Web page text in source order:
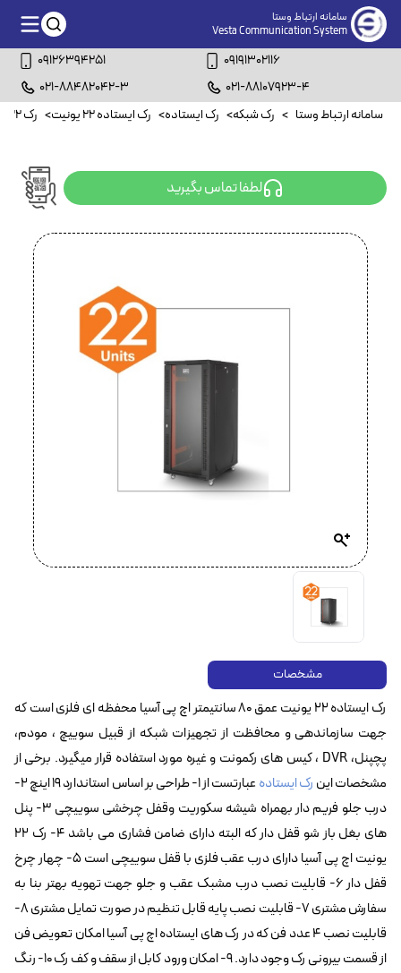
سامانه ارتباط وستا
Vesta Communication System
09126394251
09191302116
021-88482042-3
021-88107923-4
سامانه ارتباط وستا > رک شبکه> رک ایستاده> رک ایستاده ۲۲ یونیت > رک ۲۲ یونیت عمق ۸۰ سانتیمتر
لطفا تماس بگیرید
مشخصات
رک ایستاده ۲۲ یونیت عمق ۸۰ سانتیمتر اچ پی آسیا محفظه ای فلزی است که
جهت سازماندهی و محافظت از تجهیزات شبکه از قبیل سوییچ ، مودم،
پچپنل، DVR ، کیس های رکمونت و غیره مورد استفاده قرار میگیرد. برخی از
مشخصات این رک ایستاده
عبارتست از ۱- طراحی بر اساس استاندارد ۱۹ اینچ ۲-
درب جلو فریم دار بهمراه شیشه سکوریت وقفل چرخشی سوییچی ۳- پنل
های بغل باز شو قفل دار که البته دارای ضامن فشاری می باشد ۴- رک ۲۲
یونیت اچ پی آسیا دارای درب عقب فلزی با قفل سوییچی است ۵- چهار چرخ
قفل دار ۶- قابلیت نصب درب مشبک عقب و جلو جهت تهویه بهتر بنا به
سفارش مشتری ۷- قابلیت نصب پایه قابل تنظیم در صورت تمایل مشتری ۸-
قابلیت نصب ۴ عدد فن که در رک های ایستاده اچ پی آسیا امکان تعویض فن
از قسمت بیرونی رک وجود دارد. ۹- امکان ورود کابل از سقف و کف رک ۱۰- رنگ